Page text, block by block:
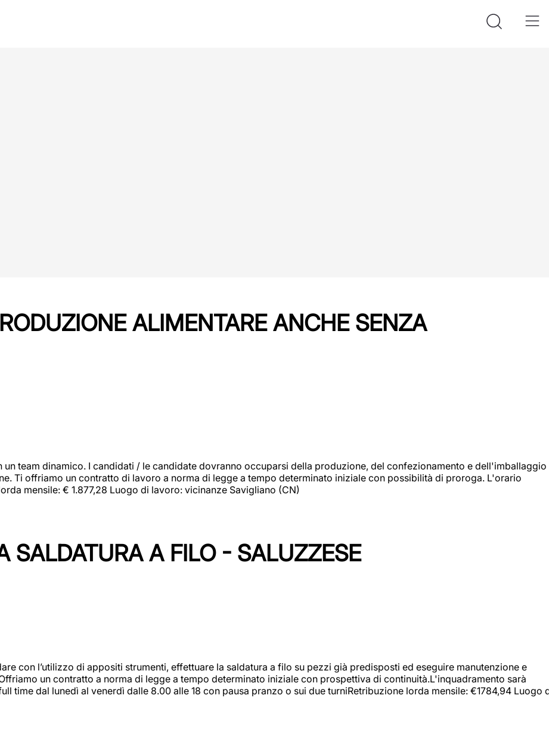
ALIMENTARE ANCHE SENZA
un team dinamico. I candidati / le candidate dovranno occuparsi della produzione, del confezionamento e dell'imballaggio
Ti offriamo un contratto di lavoro a norma di legge a tempo determinato iniziale con possibilità di proroga. L'orario
mensile: € 1.877,28 Luogo di lavoro: vicinanze Savigliano (CN)
SALDATURA A FILO - SALUZZESE
con l’utilizzo di appositi strumenti, effettuare la saldatura a filo su pezzi già predisposti ed eseguire manutenzione e
un contratto a norma di legge a tempo determinato iniziale con prospettiva di continuità.L'inquadramento sarà
time dal lunedì al venerdì dalle 8.00 alle 18 con pausa pranzo o sui due turniRetribuzione lorda mensile: €1784,94 Luogo